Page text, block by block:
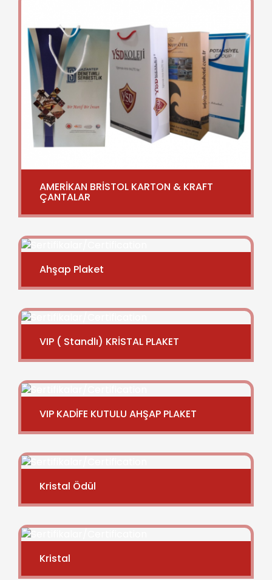
AMERİKAN BRİSTOL KARTON & KRAFT
ÇANTALAR
Ahşap Plaket
VIP ( Standlı) KRİSTAL PLAKET
VIP KADİFE KUTULU AHŞAP PLAKET
Kristal Ödül
Kristal